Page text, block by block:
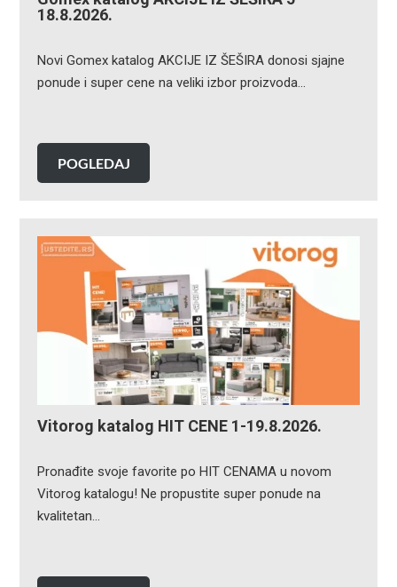
18.8.2026.
Novi Gomex katalog AKCIJE IZ ŠEŠIRA donosi sjajne
ponude i super cene na veliki izbor proizvoda…
POGLEDAJ
Vitorog katalog HIT CENE 1-19.8.2026.
Pronađite svoje favorite po HIT CENAMA u novom
Vitorog katalogu! Ne propustite super ponude na
kvalitetan…